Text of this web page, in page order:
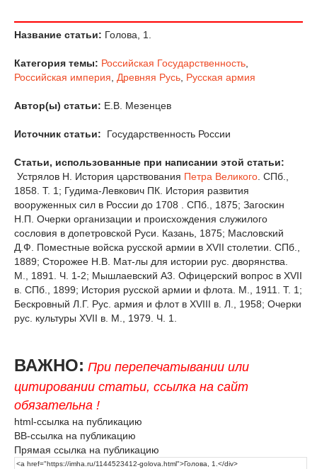
Название статьи: Голова, 1.
Категория темы: Российская Государственность,
Российская империя, Древняя Русь, Русская армия
Автор(ы) статьи: Е.В. Мезенцев
Источник статьи: Государственность России
Статьи, использованные при написании этой статьи:
Устрялов Н. История царствования Петра Великого. СПб.,
1858. Т. 1; Гудима-Левкович ПК. История развития
вооруженных сил в России до 1708 . СПб., 1875; Загоскин
Н.П. Очерки организации и происхождения служилого
сословия в допетровской Руси. Казань, 1875; Масловский
Д.Ф. Поместные войска русской армии в XVII столетии. СПб.,
1889; Сторожее Н.В. Мат-лы для истории рус. дворянства.
М., 1891. Ч. 1-2; Мышлаевский A3. Офицерский вопрос в XVII
в. СПб., 1899; История русской армии и флота. М., 1911. Т. 1;
Бескровный Л.Г. Рус. армия и флот в XVIII в. Л., 1958; Очерки
рус. культуры XVII в. М., 1979. Ч. 1.
ВАЖНО: При перепечатывании или
цитировании статьи, ссылка на сайт
обязательна !
html-ссылка на публикацию
BB-ссылка на публикацию
Прямая ссылка на публикацию